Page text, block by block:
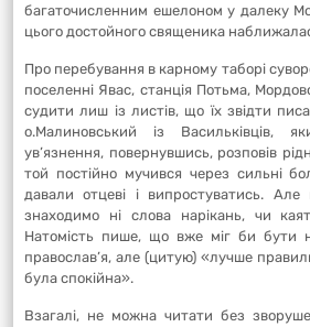
багаточисленним ешелоном у далеку
цього достойного священика
Про перебування в карному таборі
поселенні Явас, станція Потьма,
судити лиш із листів, що їх звідти
о.Малиновський із Васильківців,
ув’язнення, повернувшись, розповів
той постійно мучився через сильні
давали отцеві і випростуватись.
знаходимо ні слова нарікань, чи
Натомість пише, що вже міг би бути
православ’я, але (цитую) «лучше
була спокійна».
Взагалі, не можна читати без